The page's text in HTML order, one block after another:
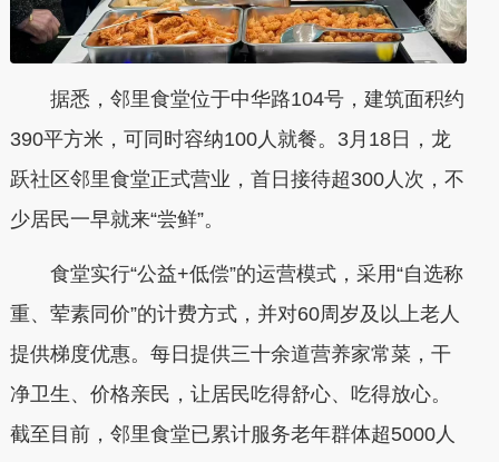
据悉，邻里食堂位于中华路104号，建筑面积约
390平方米，可同时容纳100人就餐。3月18日，龙
跃社区邻里食堂正式营业，首日接待超300人次，不
少居民一早就来“尝鲜”。
食堂实行“公益+低偿”的运营模式，采用“自选称
重、荤素同价”的计费方式，并对60周岁及以上老人
提供梯度优惠。每日提供三十余道营养家常菜，干
净卫生、价格亲民，让居民吃得舒心、吃得放心。
截至目前，邻里食堂已累计服务老年群体超5000人